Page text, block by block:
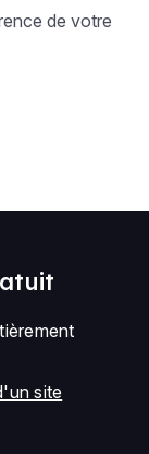
de votre
site